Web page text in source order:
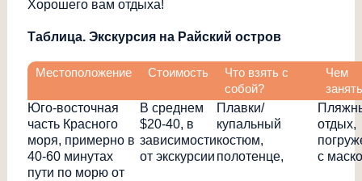
Хорошего вам отдыха!
Таблица. Экскурсия на Райский остров
Местоположение Стоимость
Что взять с
собой?
Чем
Юго-восточная
часть Красного
моря, примерно в
40-60 минутах
пути по морю от
В среднем
$20-40, в
зависимости
от экскурсии
Плавки/
купальный
костюм,
полотенце,
отдых,
с